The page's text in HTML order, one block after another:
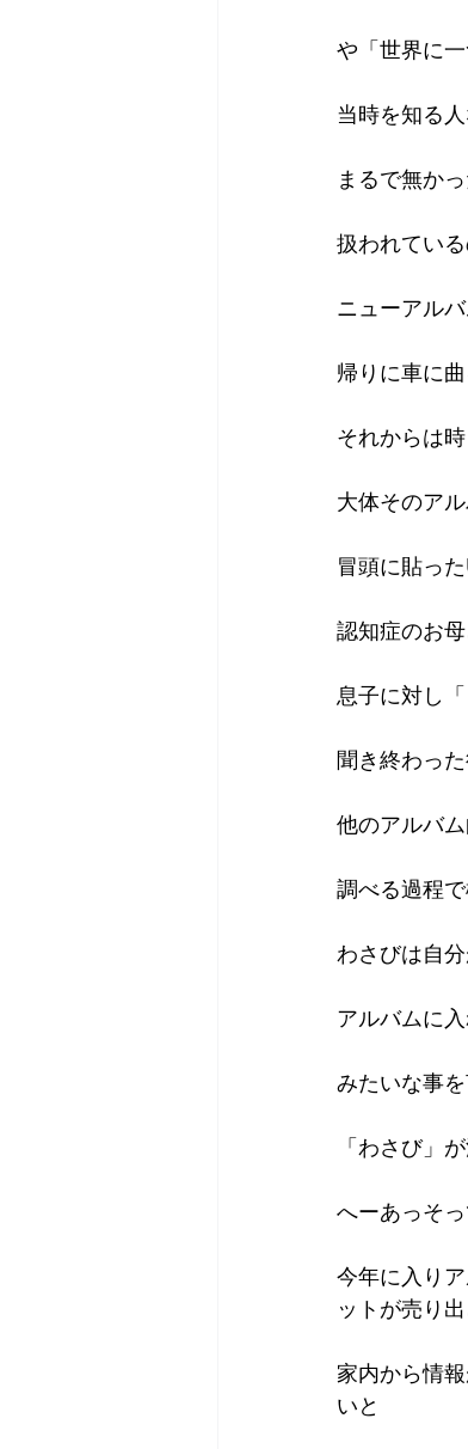
や「世界に
当時を知る
まるで無か
扱われてい
ニューアル
帰りに車に
それからは
大体そのア
冒頭に貼っ
認知症のお
息子に対し
聞き終わっ
他のアルバ
調べる過程
わさびは自
アルバムに
みたいな事を
「わさび」
へーあっそ
今年に入り
ットが売り
家内から情
いと